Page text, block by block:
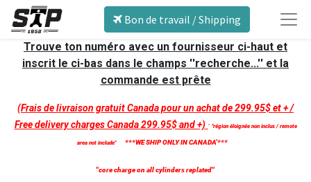
Bon de travail / Shipping
Trouve ton numéro avec un fournisseur ci-haut et
inscrit le ci-bas dans le champs ''recherche...'' et la
commande est prête
(Frais de livraison gratuit Canada pour un achat de 299.95$ et + /
Free delivery charges Canada 299.95$ and +) ' ''région éloignée non inclus / remote
area not include'' ***WE SHIP ONLY IN CANADA'***
''core charge on all cylinders replated''